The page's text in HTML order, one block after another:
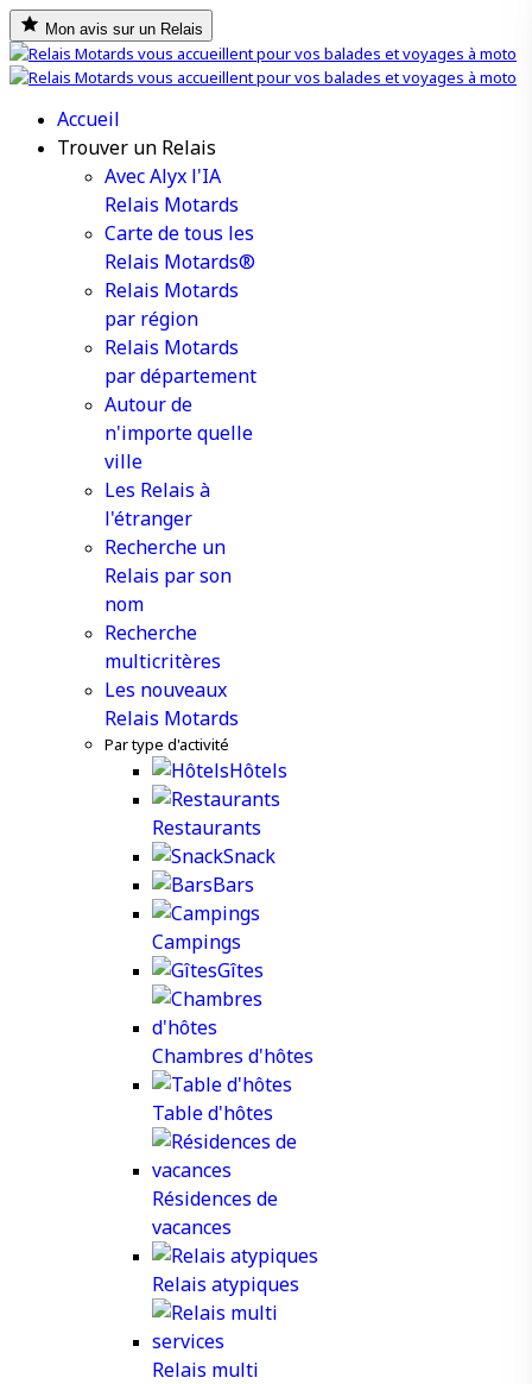
Mon avis sur un Relais
Accueil
Trouver un Relais
Avec Alyx l'IA
Relais Motards
Carte de tous les
Relais Motards®
Relais Motards
par région
Relais Motards
par département
Autour de
n'importe quelle
ville
Les Relais à
l'étranger
Recherche un
Relais par son
nom
Recherche
multicritères
Les nouveaux
Relais Motards
Par type d'activité
Hôtels
Restaurants
Snack
Bars
Campings
Gîtes
Chambres d'hôtes
Table d'hôtes
Résidences de
vacances
Relais atypiques
Relais multi